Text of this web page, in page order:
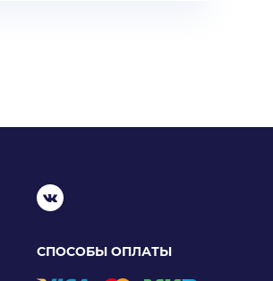
СПОСОБЫ ОПЛАТЫ